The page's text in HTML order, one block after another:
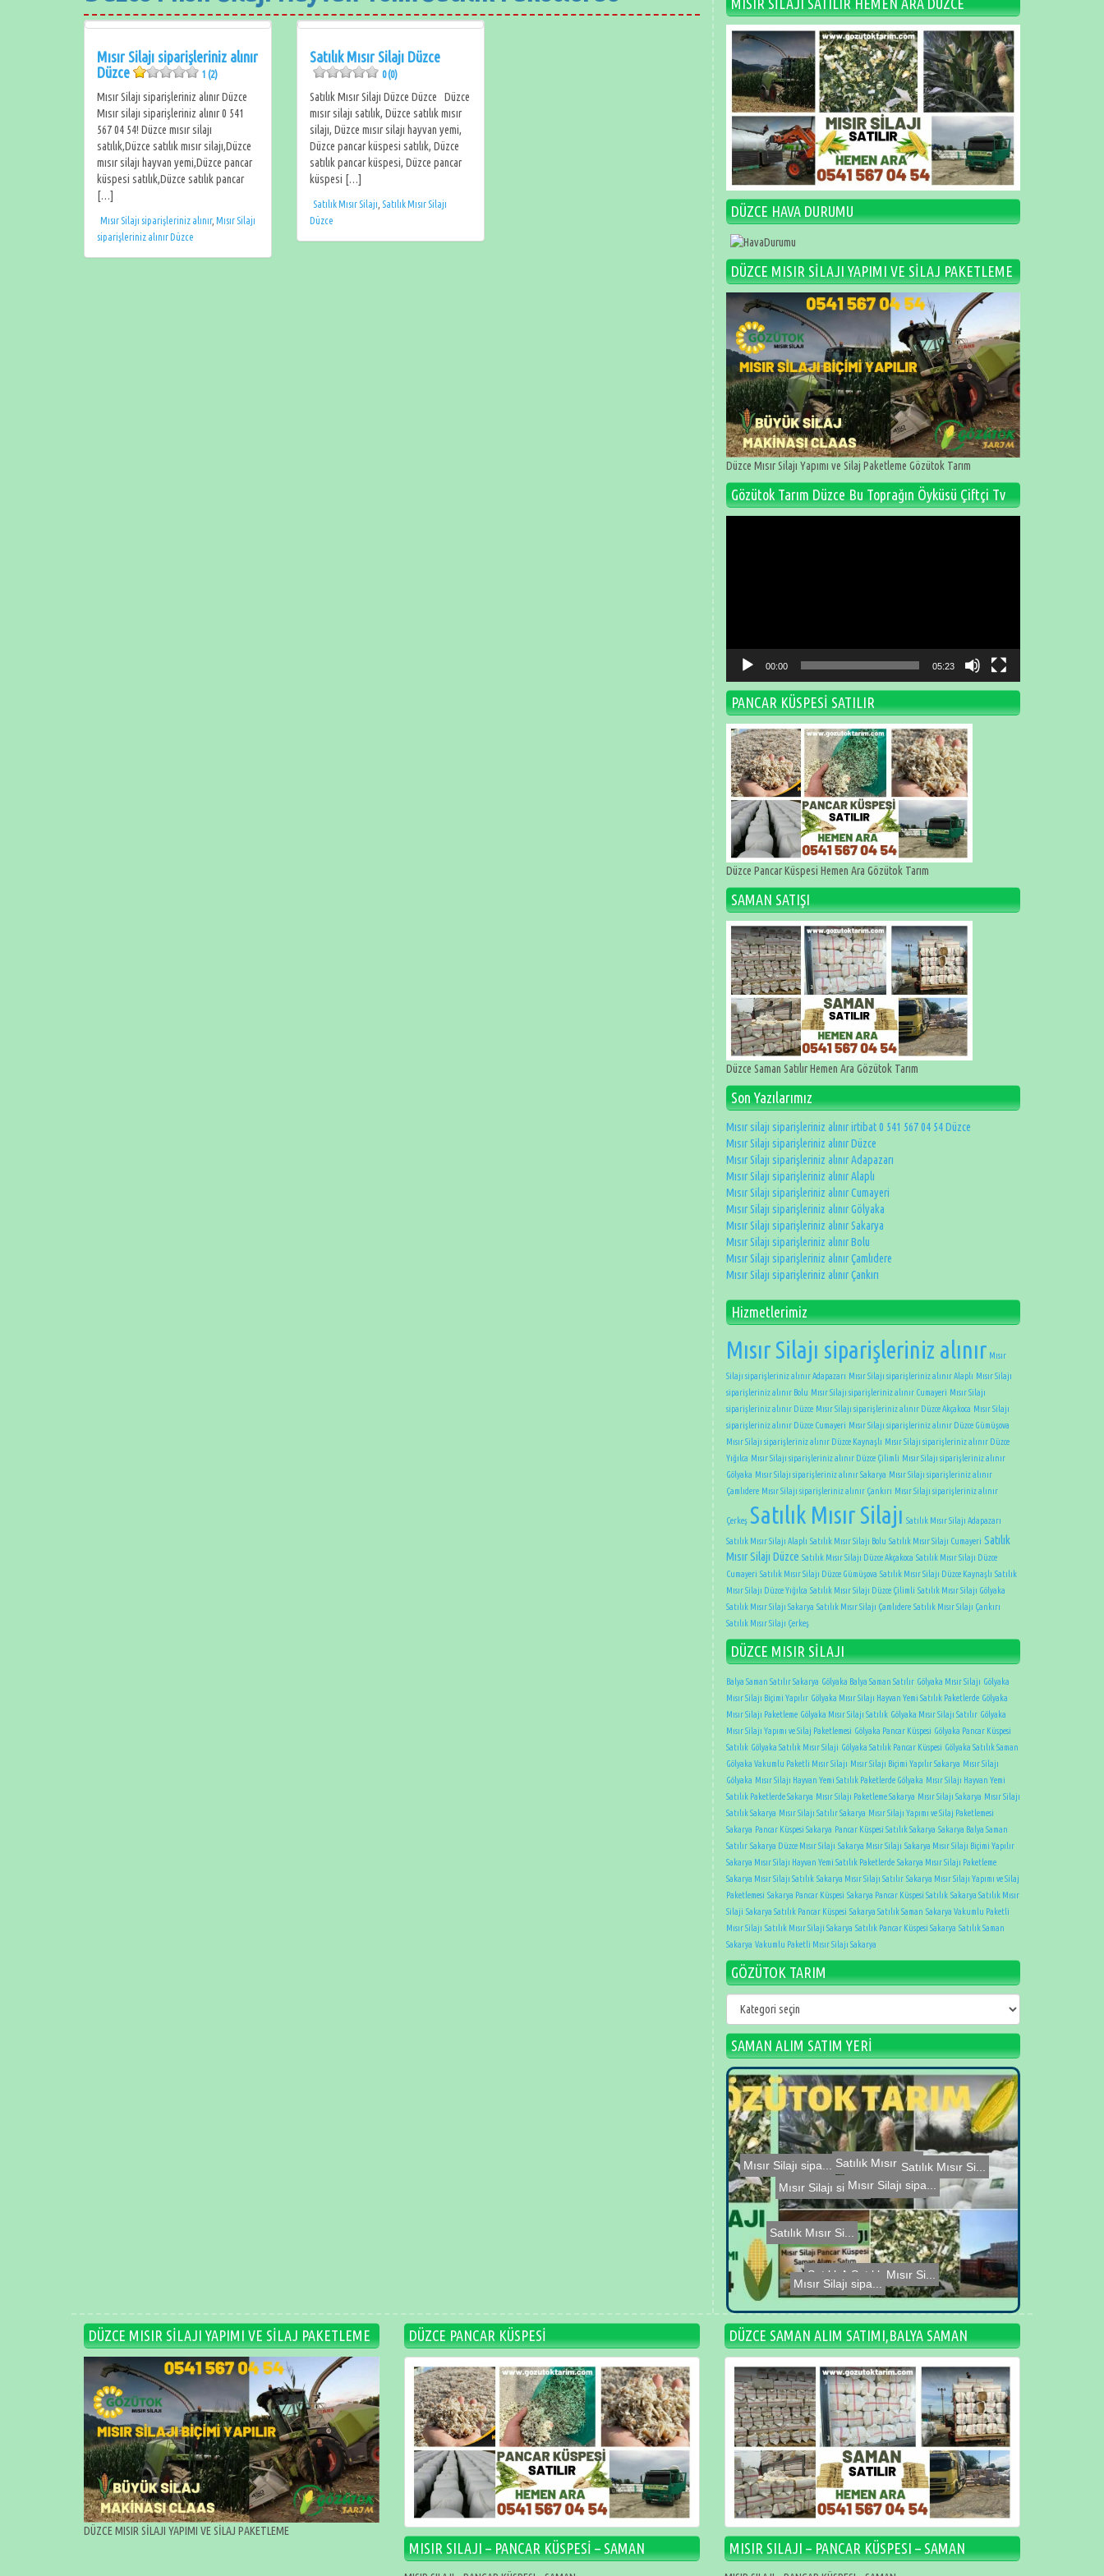
Mısır Silajı siparişleriniz alınır
Düzce
1 (2)
Mısır Silajı siparişleriniz alınır Düzce
Mısır silajı siparişleriniz alınır 0 541
567 04 54! Düzce mısır silajı
satılık,Düzce satılık mısır silajı,Düzce
mısır silajı hayvan yemi,Düzce pancar
küspesi satılık,Düzce satılık pancar
[…]
Mısır Silajı siparişleriniz alınır, Mısır Silajı
siparişleriniz alınır Düzce
Satılık Mısır Silajı Düzce
0 (0)
Satılık Mısır Silajı Düzce Düzce Düzce
mısır silajı satılık, Düzce satılık mısır
silajı, Düzce mısır silajı hayvan yemi,
Düzce pancar küspesi satılık, Düzce
satılık pancar küspesi, Düzce pancar
küspesi […]
Satılık Mısır Silajı Satılık Mısır Silajı
Düzce
MISIR SİLAJI SATILIR HEMEN ARA DÜZCE
DÜZCE HAVA DURUMU
DÜZCE MISIR SİLAJI YAPIMI VE SİLAJ PAKETLEME
Düzce Mısır Silajı Yapımı ve Silaj Paketleme Gözütok Tarım
Gözütok Tarım Düzce Bu Toprağın Öyküsü Çiftçi Tv
00:00 05:23
PANCAR KÜSPESİ SATILIR
Düzce Pancar Küspesi Hemen Ara Gözütok Tarım
SAMAN SATIŞI
Düzce Saman Satılır Hemen Ara Gözütok Tarım
Son Yazılarımız
Mısır silajı siparişleriniz alınır irtibat 0 541 567 04 54 Düzce
Mısır Silajı siparişleriniz alınır Düzce
Mısır Silajı siparişleriniz alınır Adapazarı
Mısır Silajı siparişleriniz alınır Alaplı
Mısır Silajı siparişleriniz alınır Cumayeri
Mısır Silajı siparişleriniz alınır Gölyaka
Mısır Silajı siparişleriniz alınır Sakarya
Mısır Silajı siparişleriniz alınır Bolu
Mısır Silajı siparişleriniz alınır Çamlıdere
Mısır Silajı siparişleriniz alınır Çankırı
Hizmetlerimiz
Mısır Silajı siparişleriniz alınır Mısır
Silajı siparişleriniz alınır Adapazarı Mısır Silajı siparişleriniz alınır Alaplı Mısır Silajı
siparişleriniz alınır Bolu Mısır Silajı siparişleriniz alınır Cumayeri Mısır Silajı
siparişleriniz alınır Düzce Mısır Silajı siparişleriniz alınır Düzce Akçakoca Mısır Silajı
siparişleriniz alınır Düzce Cumayeri Mısır Silajı siparişleriniz alınır Düzce Gümüşova
Mısır Silajı siparişleriniz alınır Düzce Kaynaşlı Mısır Silajı siparişleriniz alınır Düzce
Yığılca Mısır Silajı siparişleriniz alınır Düzce Çilimli Mısır Silajı siparişleriniz alınır
Gölyaka Mısır Silajı siparişleriniz alınır Sakarya Mısır Silajı siparişleriniz alınır
Çamlıdere Mısır Silajı siparişleriniz alınır Çankırı Mısır Silajı siparişleriniz alınır
Çerkeş Satılık Mısır Silajı Satılık Mısır Silajı Adapazarı
Satılık Mısır Silajı Alaplı Satılık Mısır Silajı Bolu Satılık Mısır Silajı Cumayeri Satılık
Mısır Silajı Düzce Satılık Mısır Silajı Düzce Akçakoca Satılık Mısır Silajı Düzce
Cumayeri Satılık Mısır Silajı Düzce Gümüşova Satılık Mısır Silajı Düzce Kaynaşlı Satılık
Mısır Silajı Düzce Yığılca Satılık Mısır Silajı Düzce Çilimli Satılık Mısır Silajı Gölyaka
Satılık Mısır Silajı Sakarya Satılık Mısır Silajı Çamlıdere Satılık Mısır Silajı Çankırı
Satılık Mısır Silajı Çerkeş
DÜZCE MISIR SİLAJI
Balya Saman Satılır Sakarya Gölyaka Balya Saman Satılır Gölyaka Mısır Silajı Gölyaka
Mısır Silajı Biçimi Yapılır Gölyaka Mısır Silajı Hayvan Yemi Satılık Paketlerde Gölyaka
Mısır Silajı Paketleme Gölyaka Mısır Silajı Satılık Gölyaka Mısır Silajı Satılır Gölyaka
Mısır Silajı Yapımı ve Silaj Paketlemesi Gölyaka Pancar Küspesi Gölyaka Pancar Küspesi
Satılık Gölyaka Satılık Mısır Silaji Gölyaka Satılık Pancar Küspesi Gölyaka Satılık Saman
Gölyaka Vakumlu Paketli Mısır Silajı Mısır Silajı Biçimi Yapılır Sakarya Mısır Silajı
Gölyaka Mısır Silajı Hayvan Yemi Satılık Paketlerde Gölyaka Mısır Silajı Hayvan Yemi
Satılık Paketlerde Sakarya Mısır Silajı Paketleme Sakarya Mısır Silajı Sakarya Mısır Silajı
Satılık Sakarya Mısır Silajı Satılır Sakarya Mısır Silajı Yapımı ve Silaj Paketlemesi
Sakarya Pancar Küspesi Sakarya Pancar Küspesi Satılık Sakarya Sakarya Balya Saman
Satılır Sakarya Düzce Mısır Silajı Sakarya Mısır Silajı Sakarya Mısır Silajı Biçimi Yapılır
Sakarya Mısır Silajı Hayvan Yemi Satılık Paketlerde Sakarya Mısır Silajı Paketleme
Sakarya Mısır Silajı Satılık Sakarya Mısır Silajı Satılır Sakarya Mısır Silajı Yapımı ve Silaj
Paketlemesi Sakarya Pancar Küspesi Sakarya Pancar Küspesi Satılık Sakarya Satılık Mısır
Silaji Sakarya Satılık Pancar Küspesi Sakarya Satılık Saman Sakarya Vakumlu Paketli
Mısır Silajı Satılık Mısır Silaji Sakarya Satılık Pancar Küspesi Sakarya Satılık Saman
Sakarya Vakumlu Paketli Mısır Silajı Sakarya
GÖZÜTOK TARIM
TARIM
SAMAN ALIM SATIM YERİ
Mısır silajı sipa...
Satılık Mısır Si...
Satılık Mısır Si...
Satılık Mısır Si...
Mısır Silajı sipa...
Mısır Silajı sipa...
Satılık Mısır Si...
Mısır Silajı sipa...
Satılık Mısır Si...
Mısır Silajı sipa...
DÜZCE MISIR SİLAJI YAPIMI VE SİLAJ PAKETLEME
DÜZCE MISIR SİLAJI YAPIMI VE SİLAJ PAKETLEME
DÜZCE PANCAR KÜSPESİ DÜZCE SAMAN ALIM SATIMI,BALYA SAMAN
MISIR SILAJI – PANCAR KÜSPESİ – SAMAN MISIR SILAJI – PANCAR KÜSPESI – SAMAN